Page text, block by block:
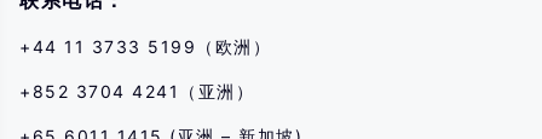
+44 11 3733 5199（欧洲）
+852 3704 4241（亚洲）